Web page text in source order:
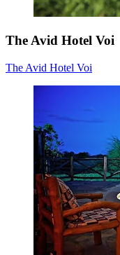
The Avid Hotel Voi
The Avid Hotel Voi